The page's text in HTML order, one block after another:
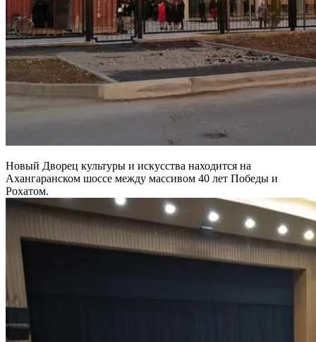
Новый Дворец культуры и искусства находится на
Ахангаранском шоссе между массивом 40 лет Победы и
Рохатом.